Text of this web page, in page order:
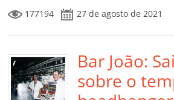
c
e
b
o
itt
er
ai
l
at
s
A
p
k
e
dI
n
o
gl
e
Cl
177194 27 de agosto de 2021
Bar João:
sobre o